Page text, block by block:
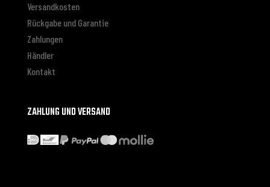
Versandkosten
Rückgabe und Garantie
Zahlungen
Händler
Kontakt
ZAHLUNG UND VERSAND